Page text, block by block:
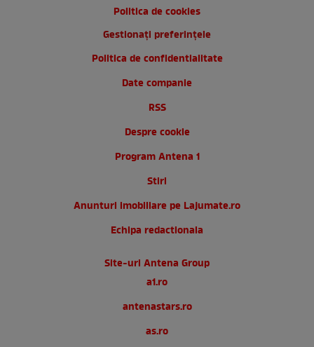
Politica de cookies
Gestionați preferințele
Politica de confidentialitate
Date companie
RSS
Despre cookie
Program Antena 1
Stiri
Anunturi imobiliare pe Lajumate.ro
Echipa redactionala
Site-uri Antena Group
a1.ro
antenastars.ro
as.ro